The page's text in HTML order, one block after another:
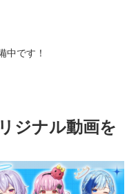
中です！
ジナル動画を